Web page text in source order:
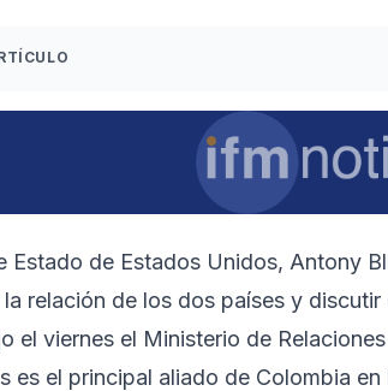
Estado de Estados Unidos, Antony
relación de los dos países y
el viernes el Ministerio de
es el principal aliado de Colombia